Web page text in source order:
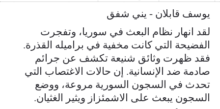
يوسف قابلان - يني شفق
لقد انهار نظام البعث في سوريا، وتفجرت
الفضيحة التي كانت مخفية في براميله القذرة.
فقد ظهرت وثائق شنيعة تكشف عن جرائم
صادمة ضد الإنسانية. إن حالات الاغتصاب التي
تحدث في السجون السورية مروعة، ووضع
السجون يبعث على الاشمئزاز ويثير الغثيان.